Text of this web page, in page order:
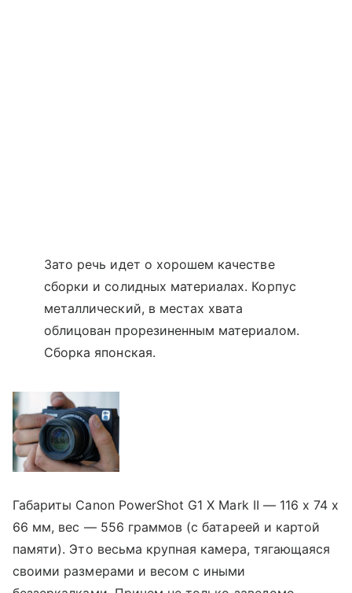
Зато речь идет о хорошем качестве
сборки и солидных материалах. Корпус
металлический, в меcтах хвата
облицован прорезиненным материалом.
Сборка японская.
Габариты Canon PowerShot G1 X Mark II — 116 x 74 x
66 мм, вес — 556 граммов (с батареей и картой
памяти). Это весьма крупная камера, тягающаяся
своими размерами и весом с иными